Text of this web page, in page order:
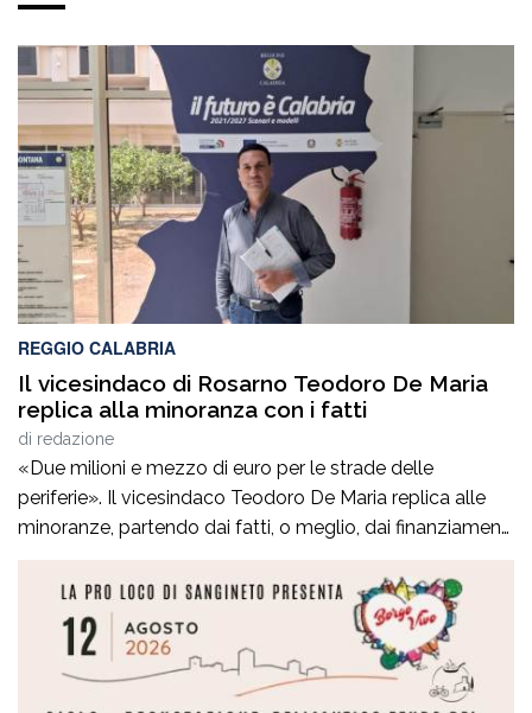
REGGIO CALABRIA
Il vicesindaco di Rosarno Teodoro De Maria
replica alla minoranza con i fatti
di redazione
«Due milioni e mezzo di euro per le strade delle
periferie». Il vicesindaco Teodoro De Maria replica alle
minoranze, partendo dai fatti, o meglio, dai finanziamenti
ministeriali ottenuti. «Le minoranze continuano a
criticare, ma noi rispondiamo con le carte in mano e con i
soldi già ottenuti e disponibili per essere investiti sul
territorio», afferma […]